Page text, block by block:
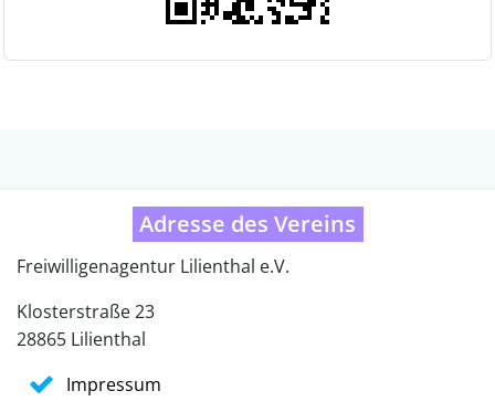
Adresse des Vereins
Freiwilligenagentur Lilienthal e.V.
Klosterstraße 23
28865 Lilienthal
Impressum